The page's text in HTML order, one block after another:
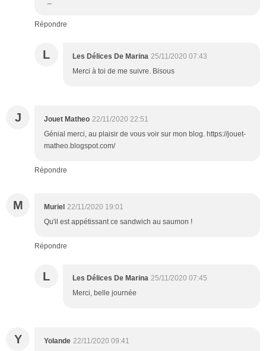
Répondre
L Les Délices De Marina 25/11/2020 07:43
Merci à toi de me suivre. Bisous
J Jouet Matheo 22/11/2020 22:51
Génial merci, au plaisir de vous voir sur mon blog. https://jouet-
matheo.blogspot.com/
Répondre
M Muriel 22/11/2020 19:01
Qu'il est appétissant ce sandwich au saumon !
Répondre
L Les Délices De Marina 25/11/2020 07:45
Merci, belle journée
Y Yolande 22/11/2020 09:41